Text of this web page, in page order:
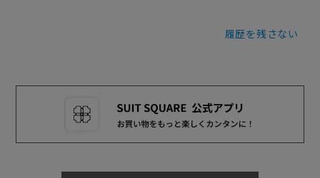
履歴を残さない